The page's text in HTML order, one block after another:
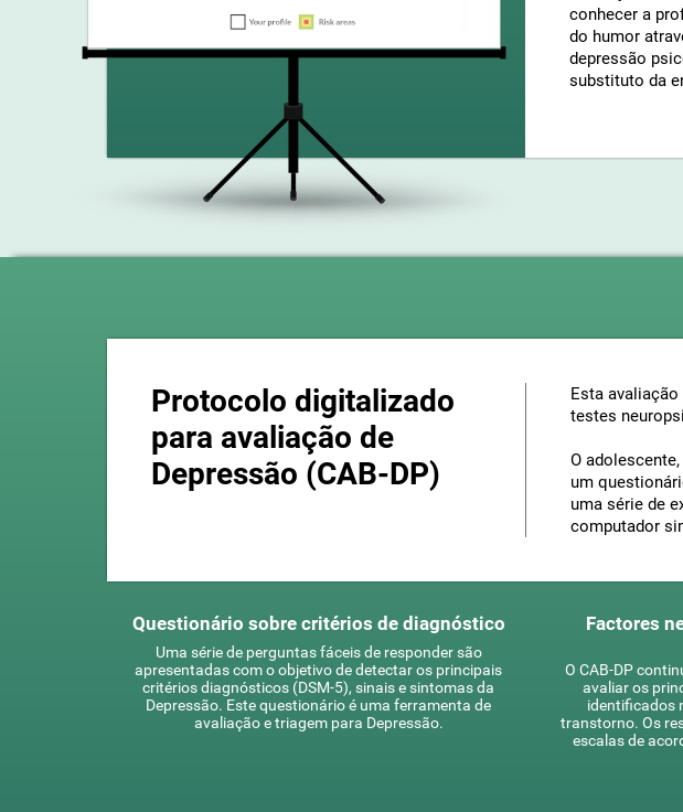
conhecer a
do humor
depressão
substituto da
Protocolo digitalizado
para avaliação de
Depressão (CAB-DP)
Esta
testes
O
um
uma série de
computador
Questionário sobre critérios de diagnóstico
Uma série de perguntas fáceis de responder são
apresentadas com o objetivo de detectar os principais
critérios diagnósticos (DSM-5), sinais e sintomas da
Depressão. Este questionário é uma ferramenta de
avaliação e triagem para Depressão.
Factores
O CAB-DP
avaliar os
identificados
transtorno. Os
escalas de